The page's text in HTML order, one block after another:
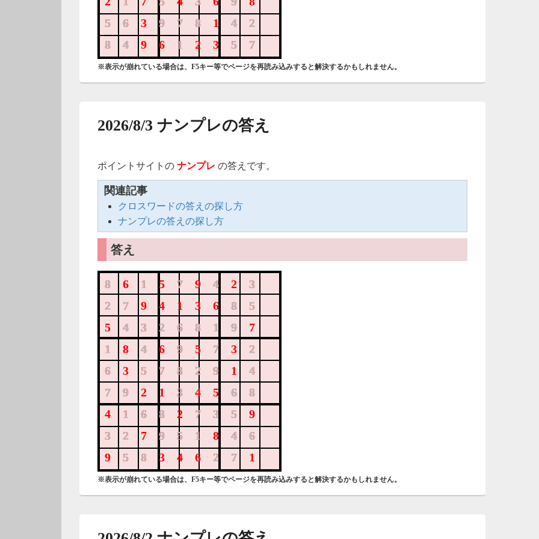
563978142
849612357
56
978
42
84
1 57
※表示が崩れている場合は、F5キー等でページを再読み込みすると解決するかもしれません。
2026/8/3 ナンプレの答え
ポイントサイトの ナンプレ の答えです。
関連記事
クロスワードの答えの探し方
ナンプレの答えの探し方
答え
861579423
279413685
543268197
184695732
635782914
792134568
416827359
327951846
958346271
8 1 7 4
3
27
85
4326819
1
4 9 7
2
6
57829
4
79
3
68
168
735
32
951
46
58
27
※表示が崩れている場合は、F5キー等でページを再読み込みすると解決するかもしれません。